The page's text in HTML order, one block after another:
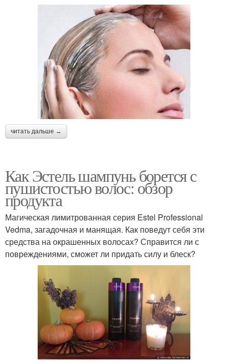
читать дальше →
Как Эстель шампунь борется с
пушистостью волос: обзор
продукта
Магическая лимитрованная серия Estel Professional
Vedma, загадочная и манящая. Как поведут себя эти
средства на окрашенных волосах? Справится ли с
повреждениями, сможет ли придать силу и блеск?